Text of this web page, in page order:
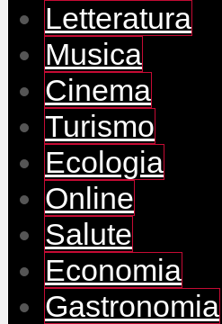
Letteratura
Musica
Cinema
Turismo
Ecologia
Online
Salute
Economia
Gastronomia